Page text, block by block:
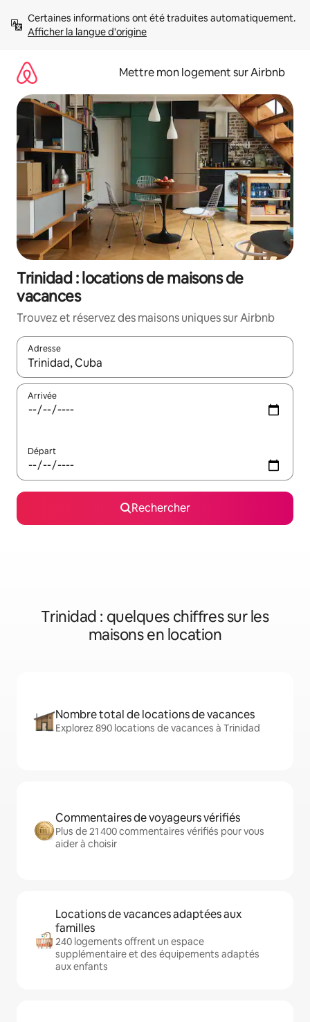
directement
Afficher la langue d'origine
Mettre mon logement sur Airbnb
Trinidad : locations de maisons de
vacances
Trouvez et réservez des maisons uniques sur Airbnb
Adresse
Lorsque les résultats s'affichent, utilisez les flèches vers le
Arrivée
Départ
Rechercher
Trinidad : quelques chiffres sur les
maisons en location
Nombre total de locations de vacances
Explorez 890 locations de vacances à Trinidad
Commentaires de voyageurs vérifiés
Plus de 21 400 commentaires vérifiés pour vous
aider à choisir
Locations de vacances adaptées aux
familles
240 logements offrent un espace
supplémentaire et des équipements adaptés
aux enfants